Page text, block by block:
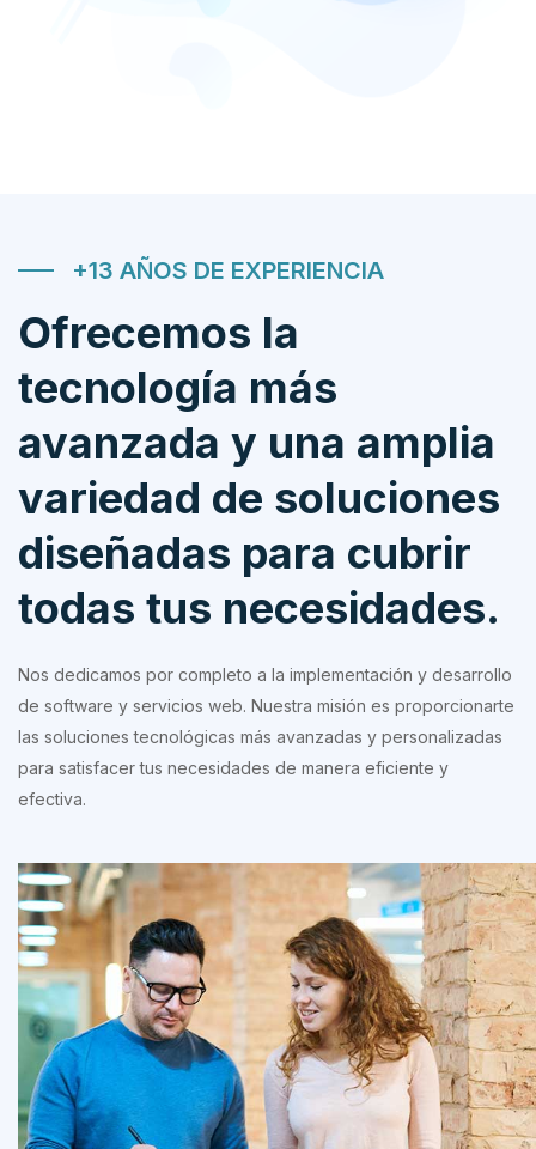
+13 AÑOS DE EXPERIENCIA
Ofrecemos la
tecnología más
avanzada y una amplia
variedad de soluciones
diseñadas para cubrir
todas tus necesidades.
Nos dedicamos por completo a la implementación y desarrollo
de software y servicios web. Nuestra misión es proporcionarte
las soluciones tecnológicas más avanzadas y personalizadas
para satisfacer tus necesidades de manera eficiente y
efectiva.